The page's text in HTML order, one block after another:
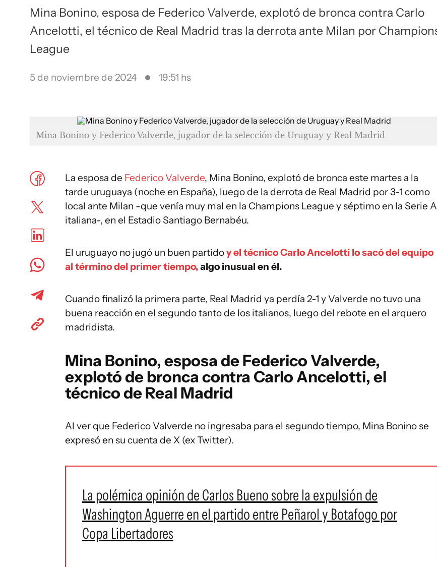
Mina Bonino, esposa de Federico Valverde, explotó de bronca contra Carlo
Ancelotti, el técnico de Real Madrid tras la derrota ante Milan por
League
5 de noviembre de 2024 19:51 hs
Mina Bonino y Federico Valverde, jugador de la selección de Uruguay y Real Madrid
La esposa de Federico Valverde, Mina Bonino, explotó de bronca este martes a la
tarde uruguaya (noche en España), luego de la derrota de Real Madrid por 3-1 como
local ante Milan -que venía muy mal en la Champions League y séptimo en la Serie A
italiana-, en el Estadio Santiago Bernabéu.
El uruguayo no jugó un buen partidoy el técnico Carlo Ancelotti lo sacó del equipo
al término del primer tiempo,algo inusual en él.
Cuando finalizó la primera parte, Real Madrid ya perdía 2-1 y Valverde no tuvo una
buena reacción en el segundo tanto de los italianos, luego del rebote en el arquero
madridista.
Mina Bonino, esposa de Federico Valverde,
explotó de bronca contra Carlo Ancelotti, el
técnico de Real Madrid
Al ver que Federico Valverde no ingresaba para el segundo tiempo, Mina Bonino se
expresó en su cuenta de X (ex Twitter).
La polémica opinión de Carlos Bueno sobre la expulsión de
Washington Aguerre en el partido entre Peñarol y Botafogo por
Copa Libertadores